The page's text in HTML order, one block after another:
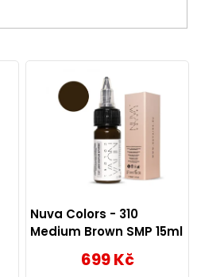
Nuva Colors - 310
Medium Brown SMP 15ml
699 Kč